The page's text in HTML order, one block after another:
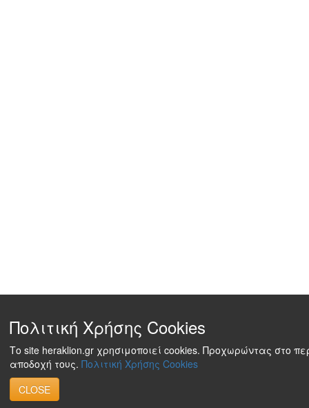
Πολιτική Χρήσης Cookies
Το site heraklion.gr χρησιμοποιεί cookies. Προχωρώντας στο
αποδοχή τους. Πολιτική Χρήσης Cookies
CLOSE